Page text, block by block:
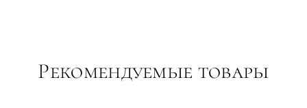
Рекомендуемые товары